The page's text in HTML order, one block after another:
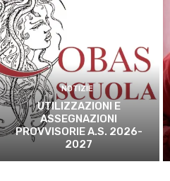
NOTIZIE
UTILIZZAZIONI E
ASSEGNAZIONI
PROVVISORIE A.S. 2026-
2027